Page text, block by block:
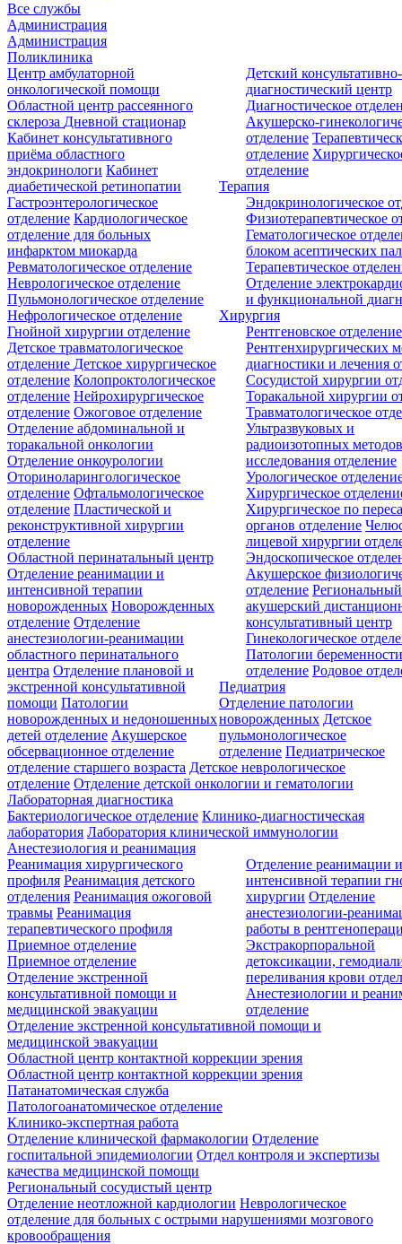
Все службы
Администрация
Администрация
Поликлиника
Центр амбулаторной
онкологической помощи
Областной центр рассеянного
склероза Дневной стационар
Кабинет консультативного
приёма областного
эндокринологи Кабинет
диабетической ретинопатии
Детский консультативно-
диагностический центр
Диагностическое
Акушерско-
отделение
отделение
отделение
Терапия
Гастроэнтерологическое
отделение Кардиологическое
отделение для больных
инфарктом миокарда
Ревматологическое отделение
Неврологическое отделение
Пульмонологическое отделение
Нефрологическое отделение
Эндокринологическое
Физиотерапевтическое
Гематологическое
блоком асептических
Терапевтическое
Отделение
и функциональной
Хирургия
Гнойной хирургии отделение
Детское травматологическое
отделение Детское хирургическое
отделение Колопроктологическое
отделение Нейрохирургическое
отделение Ожоговое отделение
Отделение абдоминальной и
торакальной онкологии
Отделение онкоурологии
Оториноларингологическое
отделение Офтальмологическое
отделение Пластической и
реконструктивной хирургии
отделение
Рентгеновское отделение
Рентгенхирургических
диагностики и лечения
Сосудистой хирургии
Торакальной хирургии
Травматологическое
Ультразвуковых и
радиоизотопных
исследования отделение
Урологическое
Хирургическое
Хирургическое по
органов отделение
лицевой хирургии
Эндоскопическое
Областной перинатальный центр
Отделение реанимации и
интенсивной терапии
новорожденных Новорожденных
отделение Отделение
анестезиологии-реанимации
областного перинатального
центра Отделение плановой и
экстренной консультативной
помощи Патологии
новорожденных и недоношенных
детей отделение Акушерское
обсервационное отделение
Акушерское
отделение Региональный
акушерский
консультативный центр
Гинекологическое
Патологии
отделение Родовое
Педиатрия
Отделение патологии
новорожденных Детское
пульмонологическое
отделение Педиатрическое
отделение старшего возраста Детское неврологическое
отделение Отделение детской онкологии и гематологии
Лабораторная диагностика
Бактериологическое отделение Клинико-диагностическая
лаборатория Лаборатория клинической иммунологии
Анестезиология и реанимация
Реанимация хирургического
профиля Реанимация детского
отделения Реанимация ожоговой
травмы Реанимация
терапевтического профиля
Отделение реанимации
интенсивной терапии
хирургии Отделение
анестезиологии-
работы в
Экстракорпоральной
детоксикации,
переливания крови
Анестезиологии и
отделение
Приемное отделение
Приемное отделение
Отделение экстренной
консультативной помощи и
медицинской эвакуации
Отделение экстренной консультативной помощи и
медицинской эвакуации
Областной центр контактной коррекции зрения
Областной центр контактной коррекции зрения
Патанатомическая служба
Патологоанатомическое отделение
Клинико-экспертная работа
Отделение клинической фармакологии Отделение
госпитальной эпидемиологии Отдел контроля и экспертизы
качества медицинской помощи
Региональный сосудистый центр
Отделение неотложной кардиологии Неврологическое
отделение для больных с острыми нарушениями мозгового
кровообращения